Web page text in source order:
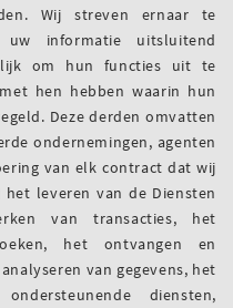
Wij streven ernaar te
informatie uitsluitend
om hun functies uit te
hen hebben waarin hun
Deze derden omvatten
ondernemingen, agenten
van elk contract dat wij
leveren van de Diensten
van transacties, het
het ontvangen en
van gegevens, het
diensten,